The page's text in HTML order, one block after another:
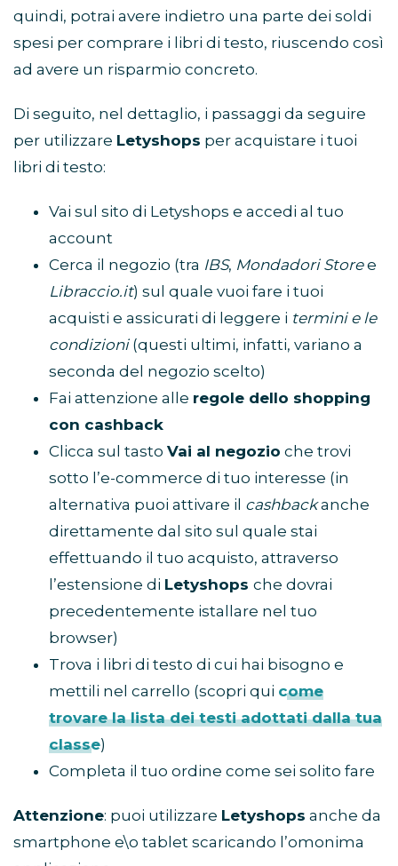
quindi, potrai avere indietro una parte dei soldi
spesi per comprare i libri di testo, riuscendo così
ad avere un risparmio concreto.
Di seguito, nel dettaglio, i passaggi da seguire
per utilizzare Letyshops per acquistare i tuoi
libri di testo:
Vai sul sito di Letyshops e accedi al tuo
account
Cerca il negozio (tra IBS, Mondadori Storee
Libraccio.it) sul quale vuoi fare i tuoi
acquisti e assicurati di leggere i termini e le
condizioni (questi ultimi, infatti, variano a
seconda del negozio scelto)
Fai attenzione alle regole dello shopping
con cashback
Clicca sul tasto Vai al negozio che trovi
sotto l’e-commerce di tuo interesse (in
alternativa puoi attivare il cashbackanche
direttamente dal sito sul quale stai
effettuando il tuo acquisto, attraverso
l’estensione di Letyshops che dovrai
precedentemente istallare nel tuo
browser)
Trova i libri di testo di cui hai bisogno e
mettili nel carrello (scopri qui come
trovare la lista dei testi adottati dalla tua
classe)
Completa il tuo ordine come sei solito fare
Attenzione: puoi utilizzare Letyshops anche da
smartphone e\o tablet scaricando l’omonima